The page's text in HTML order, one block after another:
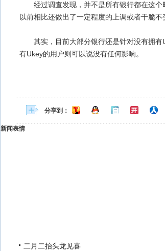
经过调查发现，并不是所有银行都在这个
以前相比还做出了一定程度的上调或者干脆不
其实，目前大部分银行还是针对没有拥有
有Ukey的用户则可以说没有任何影响。
分享到：
新闻表情
二月二抬头龙见喜